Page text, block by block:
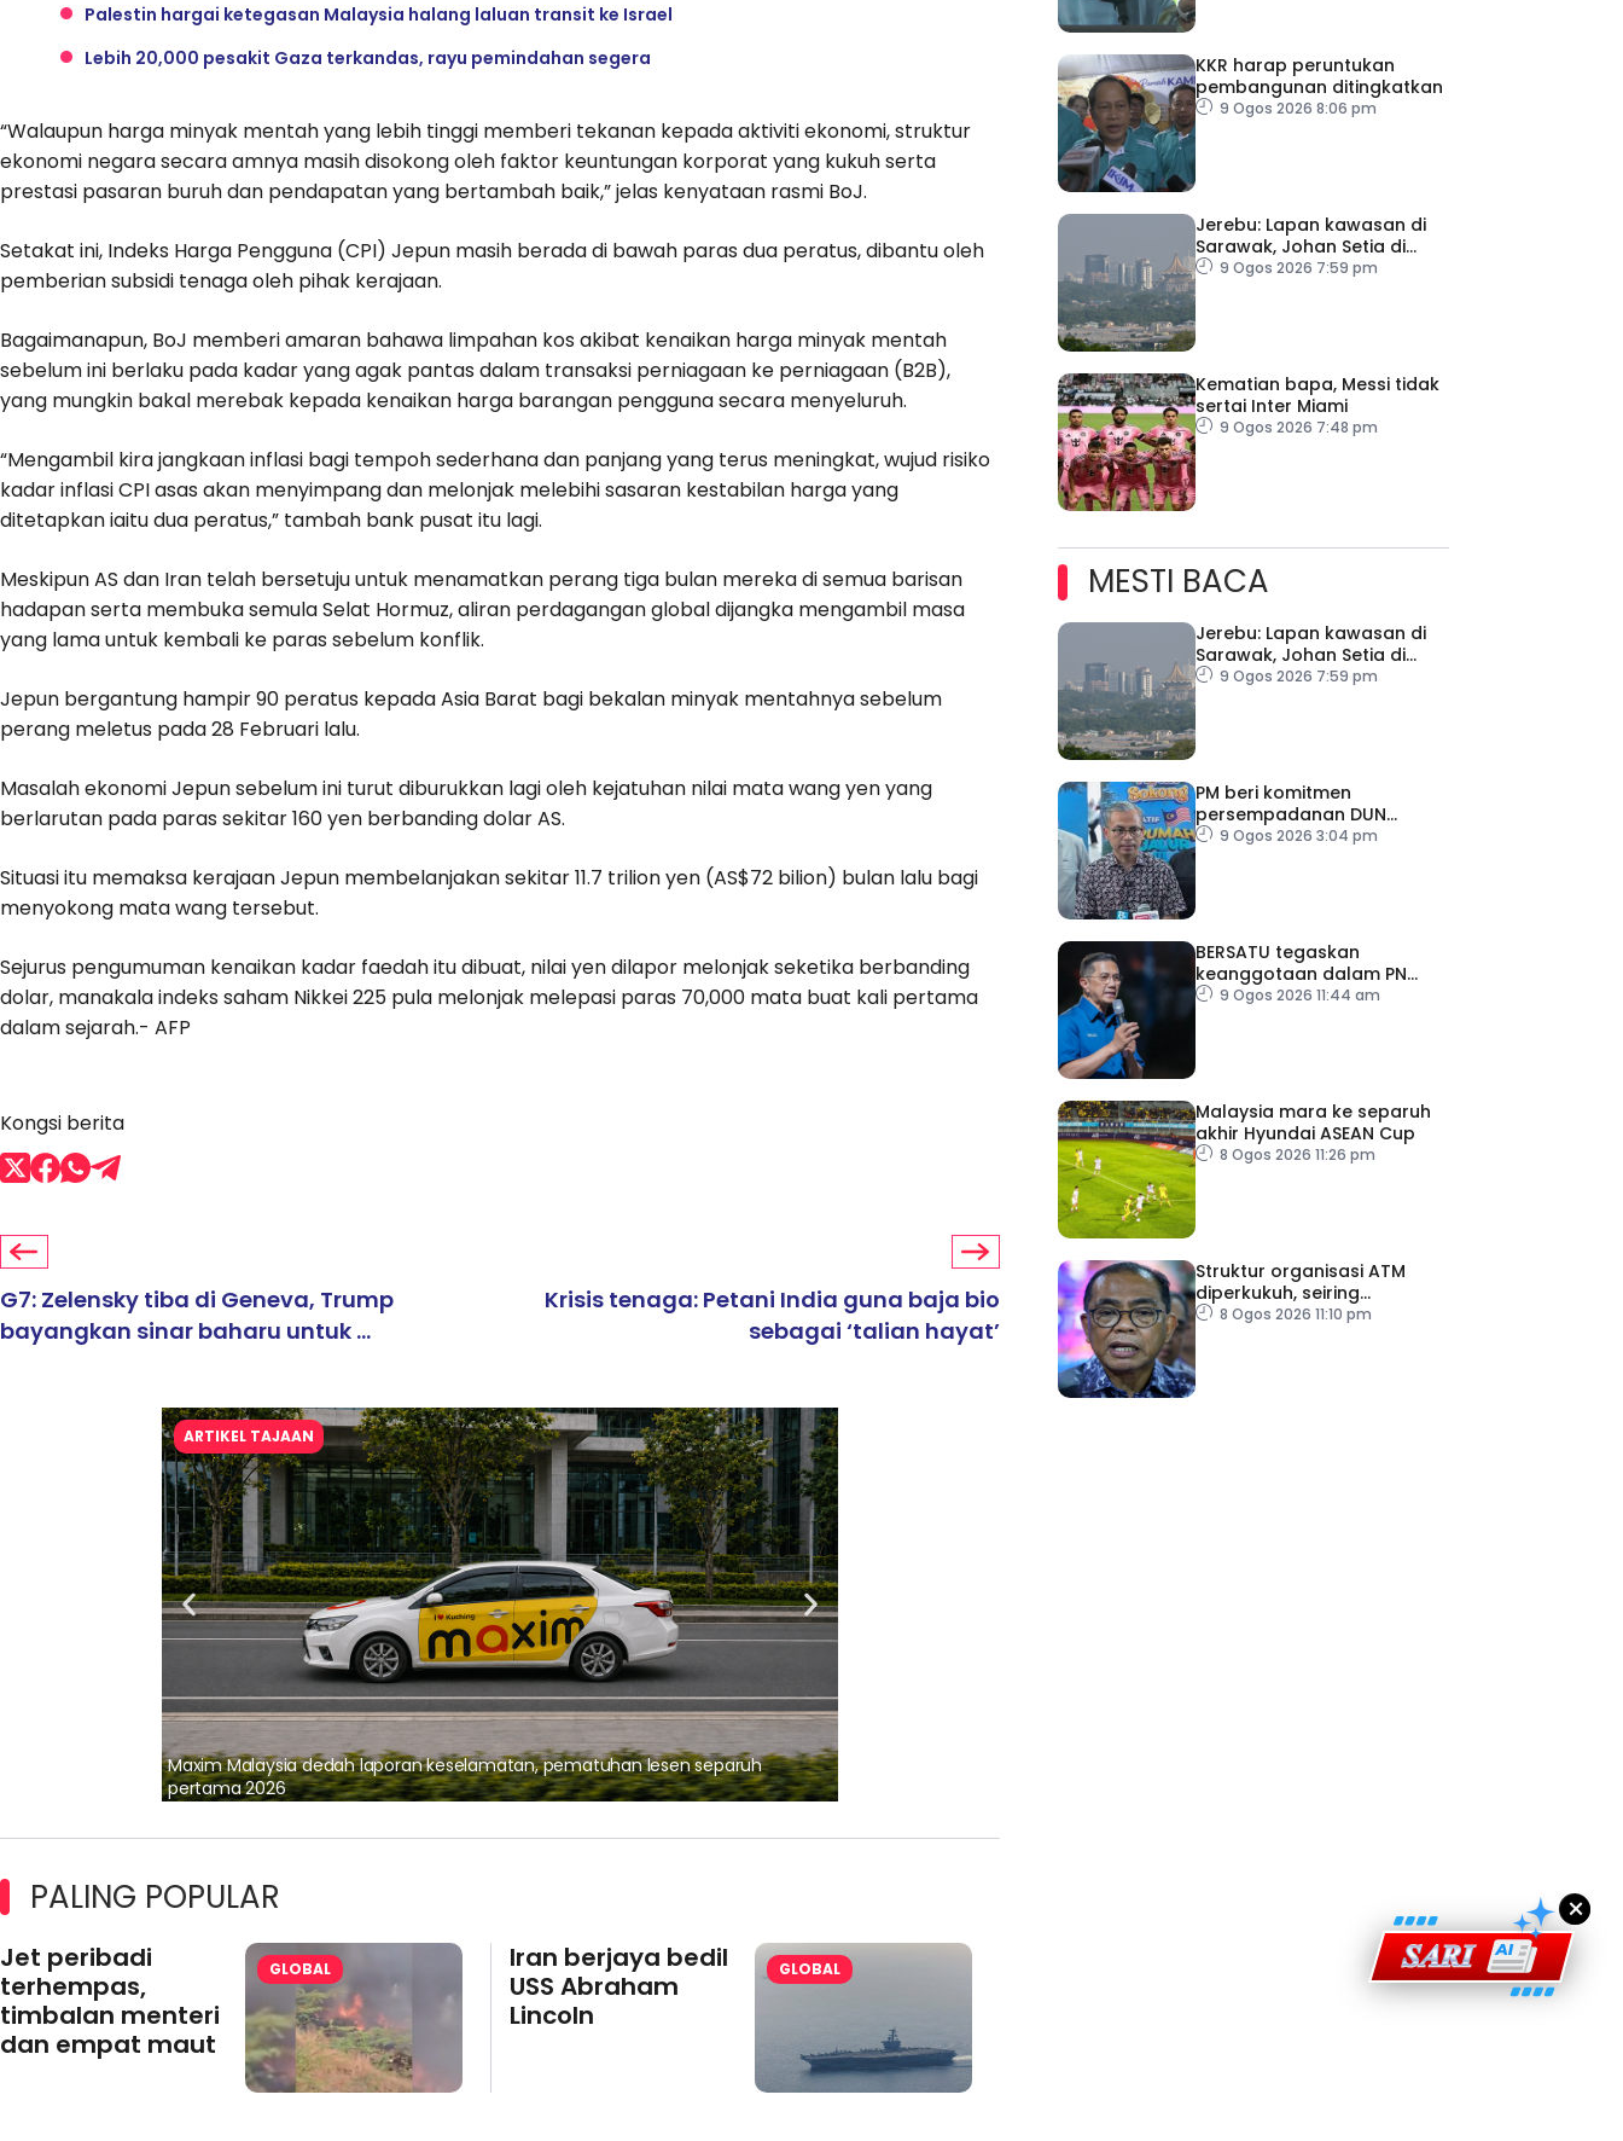
Palestin hargai ketegasan Malaysia halang laluan transit ke Israel
Lebih 20,000 pesakit Gaza terkandas, rayu pemindahan segera
“Walaupun harga minyak mentah yang lebih tinggi memberi tekanan kepada aktiviti ekonomi, struktur
ekonomi negara secara amnya masih disokong oleh faktor keuntungan korporat yang kukuh serta
prestasi pasaran buruh dan pendapatan yang bertambah baik,” jelas kenyataan rasmi BoJ.
Setakat ini, Indeks Harga Pengguna (CPI) Jepun masih berada di bawah paras dua peratus, dibantu oleh
pemberian subsidi tenaga oleh pihak kerajaan.
Bagaimanapun, BoJ memberi amaran bahawa limpahan kos akibat kenaikan harga minyak mentah
sebelum ini berlaku pada kadar yang agak pantas dalam transaksi perniagaan ke perniagaan (B2B),
yang mungkin bakal merebak kepada kenaikan harga barangan pengguna secara menyeluruh.
“Mengambil kira jangkaan inflasi bagi tempoh sederhana dan panjang yang terus meningkat, wujud risiko
kadar inflasi CPI asas akan menyimpang dan melonjak melebihi sasaran kestabilan harga yang
ditetapkan iaitu dua peratus,” tambah bank pusat itu lagi.
Meskipun AS dan Iran telah bersetuju untuk menamatkan perang tiga bulan mereka di semua barisan
hadapan serta membuka semula Selat Hormuz, aliran perdagangan global dijangka mengambil masa
yang lama untuk kembali ke paras sebelum konflik.
Jepun bergantung hampir 90 peratus kepada Asia Barat bagi bekalan minyak mentahnya sebelum
perang meletus pada 28 Februari lalu.
Masalah ekonomi Jepun sebelum ini turut diburukkan lagi oleh kejatuhan nilai mata wang yen yang
berlarutan pada paras sekitar 160 yen berbanding dolar AS.
Situasi itu memaksa kerajaan Jepun membelanjakan sekitar 11.7 trilion yen (AS$72 bilion) bulan lalu bagi
menyokong mata wang tersebut.
Sejurus pengumuman kenaikan kadar faedah itu dibuat, nilai yen dilapor melonjak seketika berbanding
dolar, manakala indeks saham Nikkei 225 pula melonjak melepasi paras 70,000 mata buat kali pertama
dalam sejarah.- AFP
Kongsi berita
G7: Zelensky tiba di Geneva, Trump
bayangkan sinar baharu untuk ...
Krisis tenaga: Petani India guna baja bio
sebagai ‘talian hayat’
ARTIKEL TAJAAN
Maxim Malaysia dedah laporan keselamatan, pematuhan lesen separuh
pertama 2026
PALING POPULAR
Jet peribadi
terhempas,
timbalan menteri
dan empat maut
GLOBAL
Iran berjaya bedil
USS Abraham
Lincoln
GLOBAL
KKR harap peruntukan
pembangunan ditingkatkan
9 Ogos 2026 8:06 pm
Jerebu: Lapan kawasan di
Sarawak, Johan Setia di
Selangor catat IPU tidak
9 Ogos 2026 7:59 pm
Kematian bapa, Messi tidak
sertai Inter Miami
9 Ogos 2026 7:48 pm
MESTI BACA
Jerebu: Lapan kawasan di
Sarawak, Johan Setia di
Selangor catat IPU tidak
9 Ogos 2026 7:59 pm
PM beri komitmen
persempadanan DUN
Sarawak, minta laporan SPR
9 Ogos 2026 3:04 pm
BERSATU tegaskan
keanggotaan dalam PN
masih sah
9 Ogos 2026 11:44 am
Malaysia mara ke separuh
akhir Hyundai ASEAN Cup
8 Ogos 2026 11:26 pm
Struktur organisasi ATM
diperkukuh, seiring
pemodenan aset
8 Ogos 2026 11:10 pm
×